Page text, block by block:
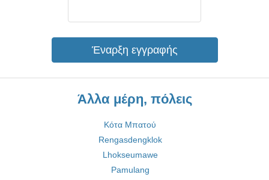
Έναρξη εγγραφής
Άλλα μέρη, πόλεις
Κότα Μπατού
Rengasdengklok
Lhokseumawe
Pamulang